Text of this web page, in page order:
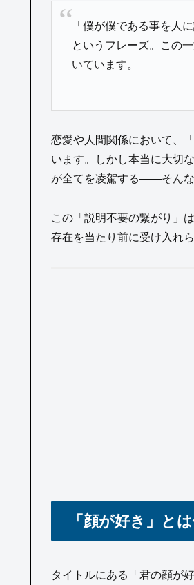
「僕が僕である事を人
というフレーズ。この
いています。
恋愛や人間関係において、
います。しかし本当に大切
が全てを凌駕する——そんな
この「説明不要の繋がり」
存在を当たり前に受け入れ
「顔が好き」と
タイトルにある「君の顔が